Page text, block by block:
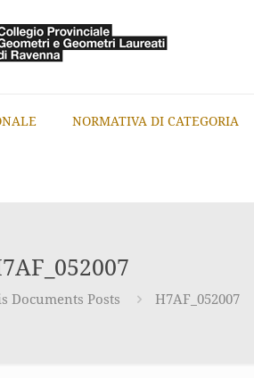
NORMATIVA DI CATEGORIA
Documents Posts H7AF_052007